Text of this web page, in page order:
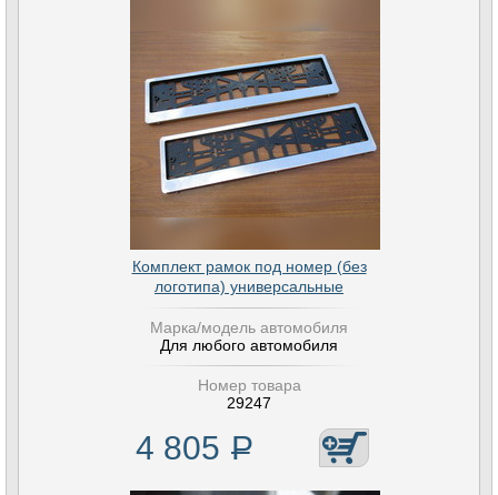
Комплект рамок под номер (без
логотипа) универсальные
Марка/модель автомобиля
Для любого автомобиля
Номер товара
29247
4 805 Р